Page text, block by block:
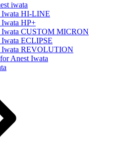
iwata
Iwata HI-LINE
HP+
CUSTOM MICRON
ECLIPSE
Iwata REVOLUTION
Anest Iwata